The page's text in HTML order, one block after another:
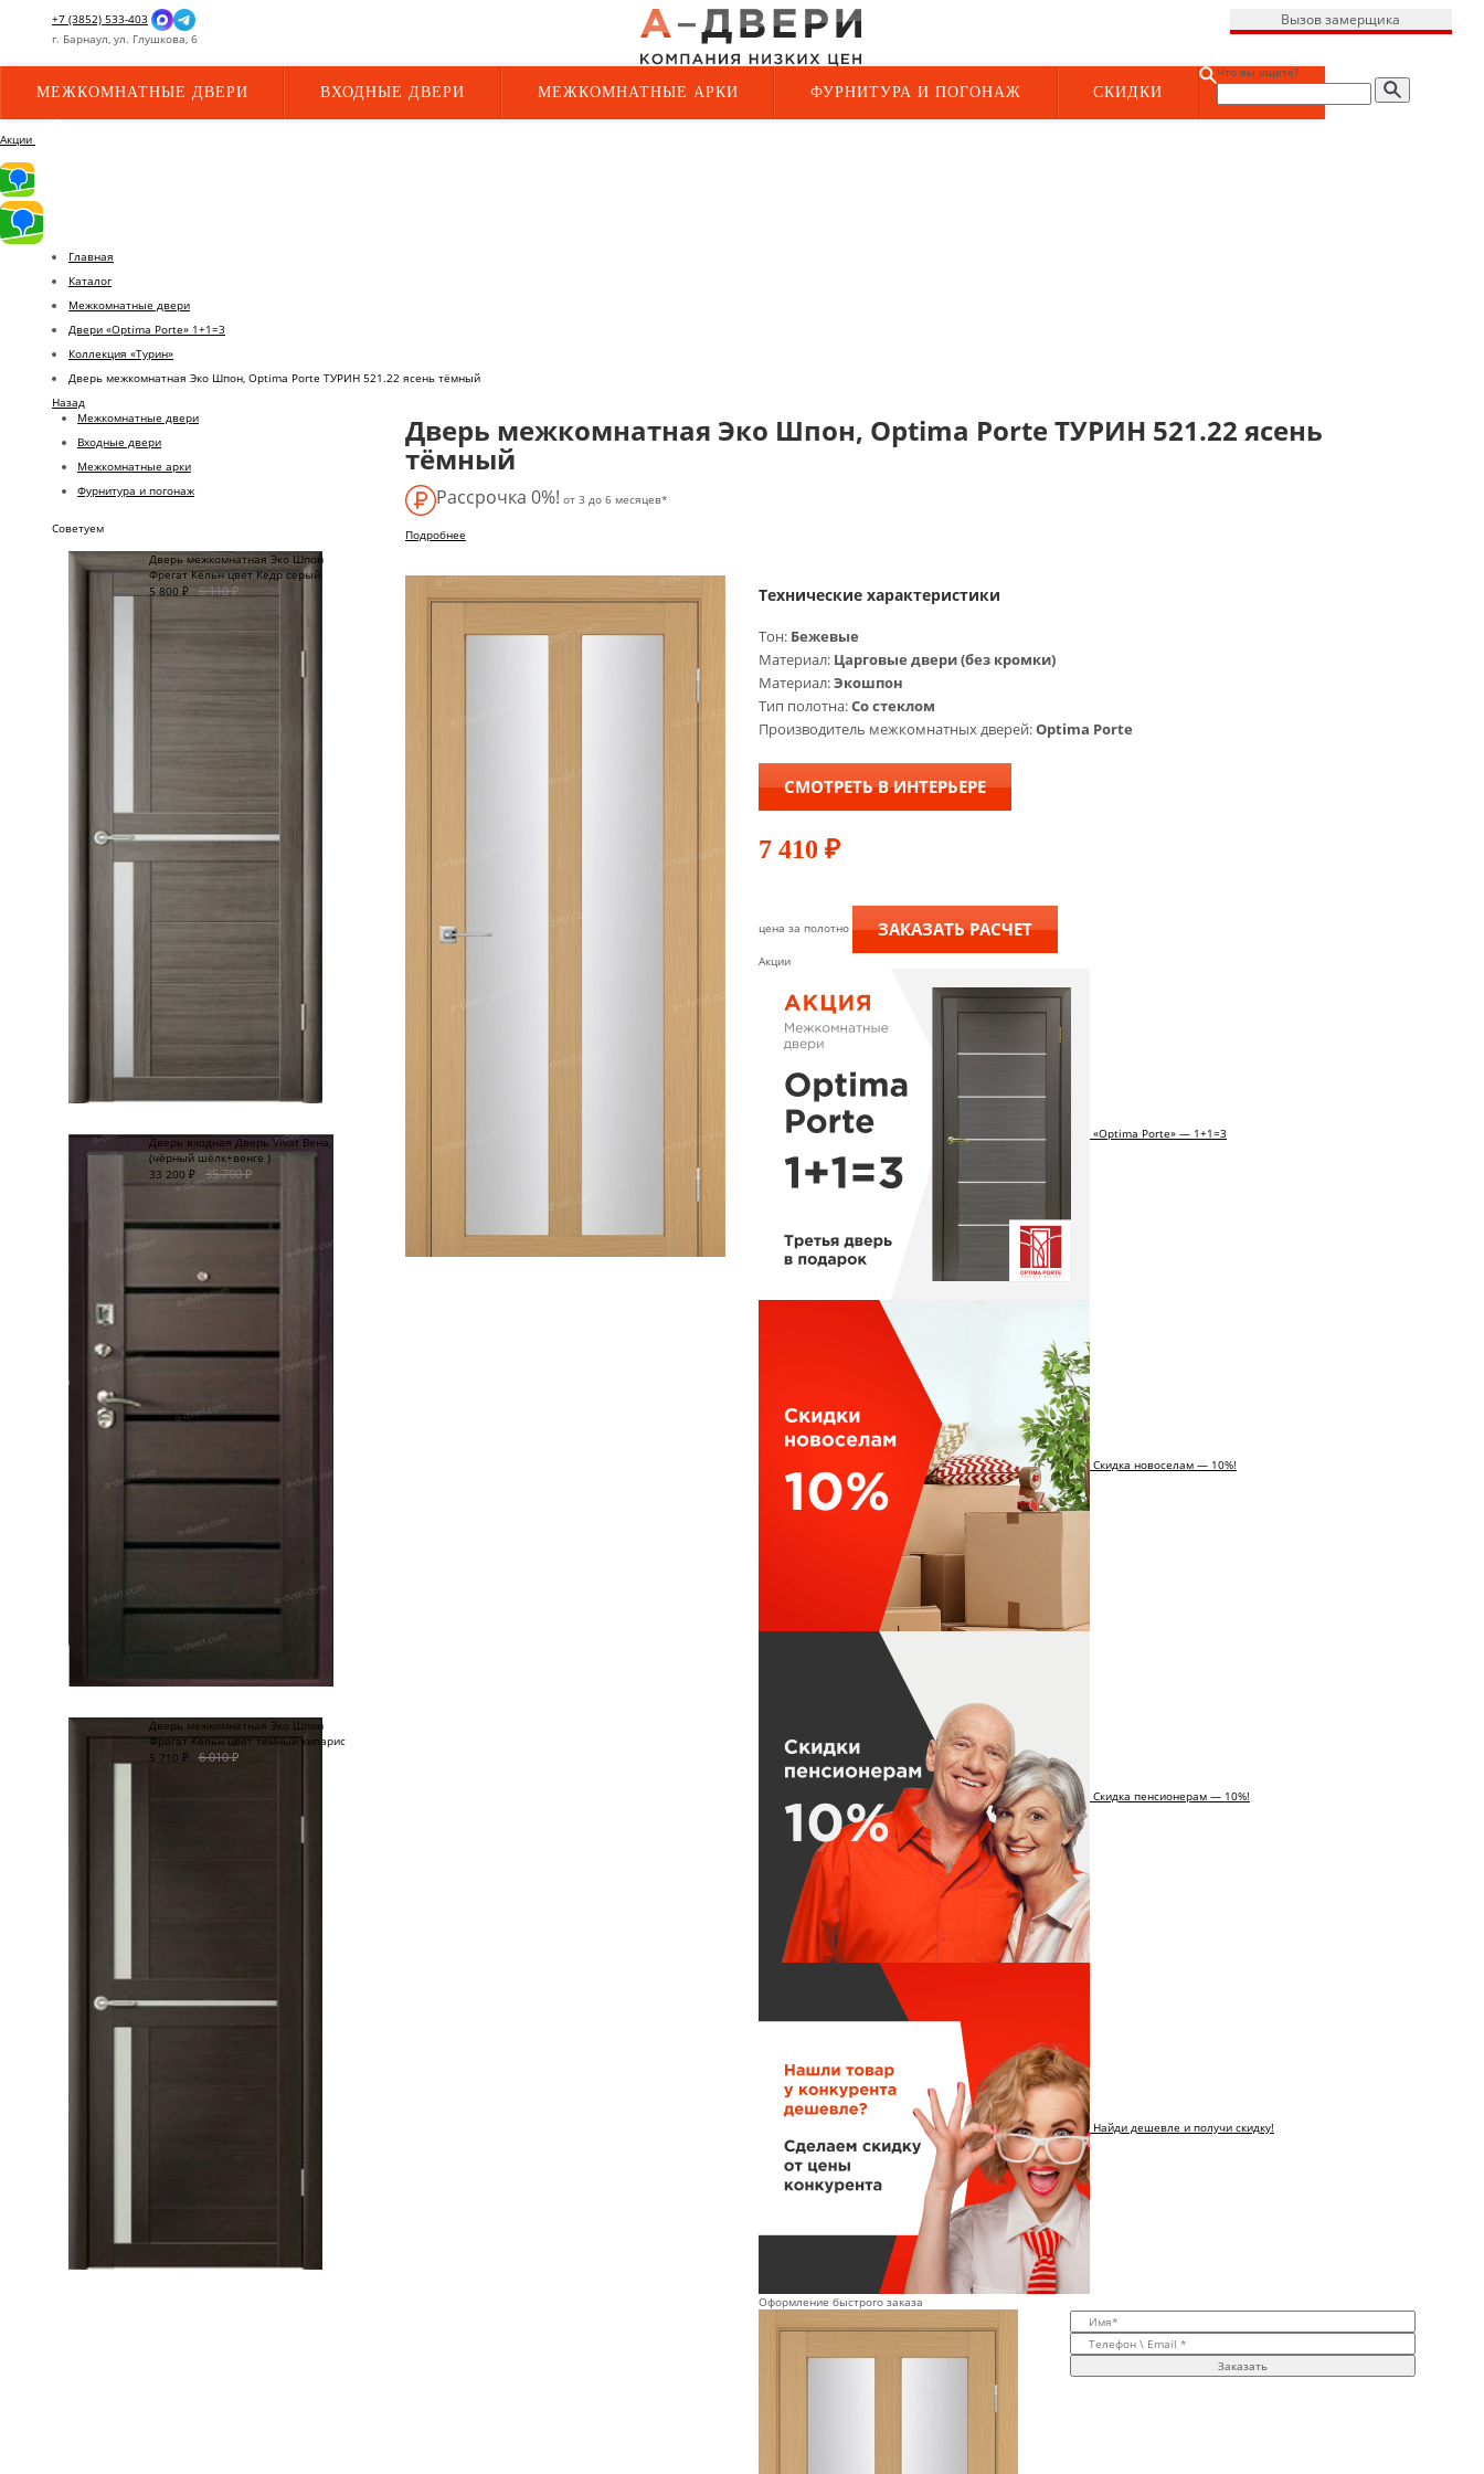
+7 (3852) 533-403
г. Барнаул, ул. Глушкова, 6
Вызов замерщика
МЕЖКОМНАТНЫЕ ДВЕРИ ВХОДНЫЕ ДВЕРИ МЕЖКОМНАТНЫЕ АРКИ ФУРНИТУРА И ПОГОНАЖ СКИДКИ
Что вы ищете?
Акции
Главная
Каталог
Межкомнатные двери
Двери «Optima Porte» 1+1=3
Коллекция «Турин»
Дверь межкомнатная Эко Шпон, Optima Porte ТУРИН 521.22 ясень тёмный
Дверь межкомнатная Эко Шпон, Optima Porte ТУРИН 521.22 ясень
тёмный
Рассрочка 0%! от 3 до 6 месяцев*
Подробнее
Технические характеристики
Тон: Бежевые
Материал: Царговые двери (без кромки)
Материал:Экошпон
Тип полотна:Со стеклом
Производитель межкомнатных дверей:Optima Porte
СМОТРЕТЬ В ИНТЕРЬЕРЕ
7 410 ₽
цена за полотно ЗАКАЗАТЬ РАСЧЕТ
Акции
«Optima Porte» — 1+1=3
Скидка новоселам — 10%!
Скидка пенсионерам — 10%!
Найди дешевле и получи скидку!
Оформление быстрого заказа
Заказать
Назад
Межкомнатные двери
Входные двери
Межкомнатные арки
Фурнитура и погонаж
Советуем
Дверь межкомнатная Эко Шпон
Фрегат Кёльн цвет Кедр серый
5 800 ₽ 6 110 ₽
Дверь входная Дверь Vivat Вена,
(чёрный шёлк+венге )
33 200 ₽ 35 700 ₽
Дверь межкомнатная Эко Шпон
Фрегат Кёльн цвет темный кипарис
5 710 ₽ 6 010 ₽